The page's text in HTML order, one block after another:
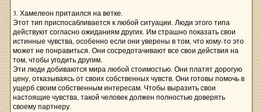
3. Хамелеон притаился на ветке.
Этот тип приспосабливается к любой ситуации. Люди этого типа
действуют согласно ожиданиям других. Им страшно показать свои
истинные чувства, особенно если они уверены в том, что кому-то это
может не понравиться. Они сосредотачивают все свои действия на
том, чтобы угодить другим.
Эти люди добиваются мира любой стоимостью. Они платят дорогую
цену, отказываясь от своих собственных чувств. Они готовы помочь в
ущерб своим собственным интересам. Чтобы выразить свои
настоящие чувства, такой человек должен полностью доверять
своему партнеру.